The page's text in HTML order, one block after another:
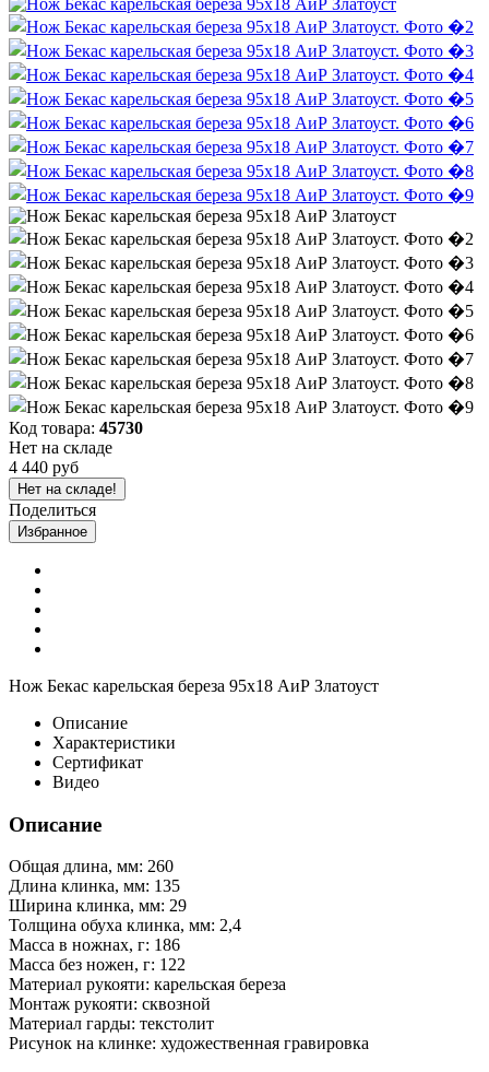
Код товара: 45730
Нет на складе
4 440 руб
Нет на складе!
Поделиться
Избранное
Нож Бекас карельская береза 95х18 АиР Златоуст
Описание
Характеристики
Сертификат
Видео
Описание
Общая длина, мм: 260
Длина клинка, мм: 135
Ширина клинка, мм: 29
Толщина обуха клинка, мм: 2,4
Масса в ножнах, г: 186
Масса без ножен, г: 122
Материал рукояти: карельская береза
Монтаж рукояти: сквозной
Материал гарды: текстолит
Рисунок на клинке: художественная гравировка